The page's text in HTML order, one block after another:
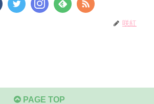
咲紅
PAGE TOP